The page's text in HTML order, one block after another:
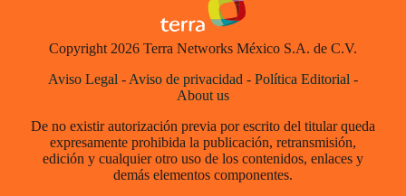
Copyright 2026 Terra Networks México S.A. de C.V.
Aviso Legal - Aviso de privacidad - Política Editorial -
About us
De no existir autorización previa por escrito del titular queda
expresamente prohibida la publicación, retransmisión,
edición y cualquier otro uso de los contenidos, enlaces y
demás elementos componentes.